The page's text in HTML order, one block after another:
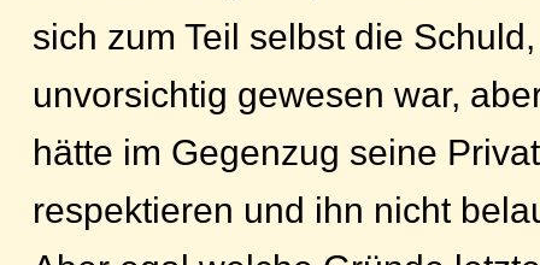
sich zum Teil selbst die
unvorsichtig gewesen war,
hätte im Gegenzug seine
respektieren und ihn nicht